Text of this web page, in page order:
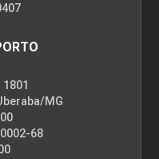
MG
68